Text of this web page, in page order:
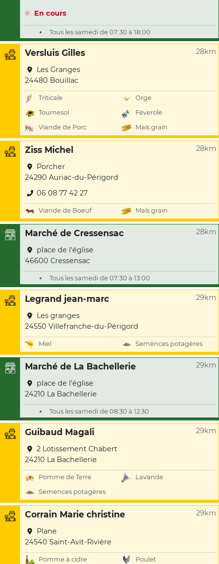
En cours
Tous les samedi de 07:30 à 18:00
Versluis Gilles 28km
Les Granges
24480 Bouillac
Triticale
Orge
Tournesol
Féverole
Viande de Porc
Maïs grain
Ziss Michel 28km
Porcher
24290 Auriac-du-Périgord
06 08 77 42 27
Viande de Boeuf Maïs grain
Marché de Cressensac 28km
place de l'église
46600 Cressensac
Tous les samedi de 07:30 à 13:00
Legrand jean-marc 29km
Les granges
24550 Villefranche-du-Périgord
Miel Semences potagères
Marché de La Bachellerie 29km
place de l'église
24210 La Bachellerie
Tous les samedi de 08:30 à 12:30
Guibaud Magali 29km
2 Lotissement Chabert
24210 La Bachellerie
Pomme de Terre
Lavande
Semences potagères
Corrain Marie christine 29km
Plane
24540 Saint-Avit-Rivière
Pomme à cidre Poulet